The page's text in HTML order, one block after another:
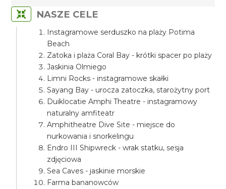
NASZE CELE
Instagramowe serduszko na plaży Potima
Beach
Zatoka i plaża Coral Bay - krótki spacer po plaży
Jaskinia Olmiego
Limni Rocks - instagramowe skałki
Sayang Bay - urocza zatoczka, starożytny port
Duiklocatie Amphi Theatre - instagramowy
naturalny amfiteatr
Amphitheatre Dive Site - miejsce do
nurkowania i snorkelingu
Endro III Shipwreck - wrak statku, sesja
zdjęciowa
Sea Caves - jaskinie morskie
Farma bananowców